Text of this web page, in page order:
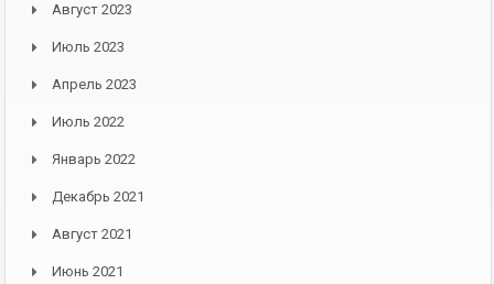
Август 2023
Июль 2023
Апрель 2023
Июль 2022
Январь 2022
Декабрь 2021
Август 2021
Июнь 2021